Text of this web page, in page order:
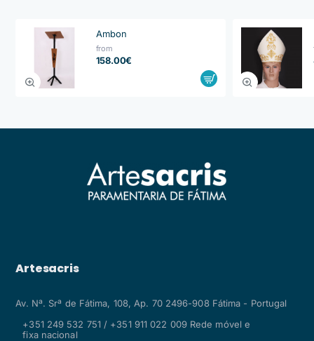
Ambon
from
158.00€
Artesacris
Av. Nª. Srª de Fátima, 108, Ap. 70 2496-908 Fátima - Portugal
+351 249 532 751 / +351 911 022 009 Rede móvel e
fixa nacional